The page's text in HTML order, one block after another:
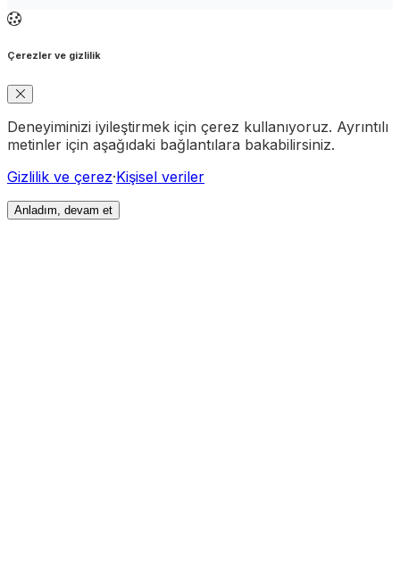
Çerezler ve gizlilik
Deneyiminizi iyileştirmek için çerez kullanıyoruz. Ayrıntılı
metinler için aşağıdaki bağlantılara bakabilirsiniz.
Gizlilik ve çerez·Kişisel veriler
Anladım, devam et